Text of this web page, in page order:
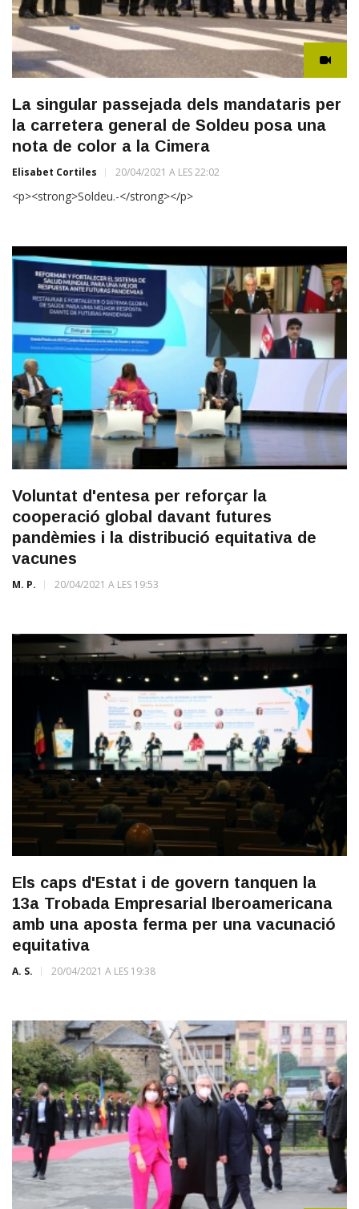
La singular passejada dels mandataris per
la carretera general de Soldeu posa una
nota de color a la Cimera
Elisabet Cortiles 20/04/2021 A LES 22:02
<p><strong>Soldeu.-</strong></p>
Voluntat d'entesa per reforçar la
cooperació global davant futures
pandèmies i la distribució equitativa de
vacunes
M. P. 20/04/2021 A LES 19:53
Els caps d'Estat i de govern tanquen la
13a Trobada Empresarial Iberoamericana
amb una aposta ferma per una vacunació
equitativa
A. S. 20/04/2021 A LES 19:38